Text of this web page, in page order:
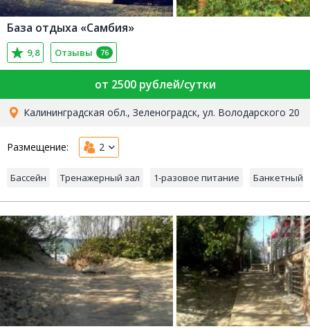
База отдыха «Самбия»
9,8 Отзывы 76
от 2500 рублей/сутки
Калининградская обл., Зеленоградск, ул. Володарского 20
Размещение: 2
Бассейн Тренажерный зал 1-разовое питание Банкетный